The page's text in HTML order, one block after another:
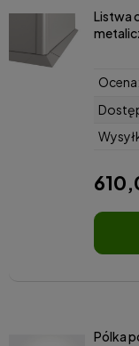
Listwa
Ocena:
Pólka